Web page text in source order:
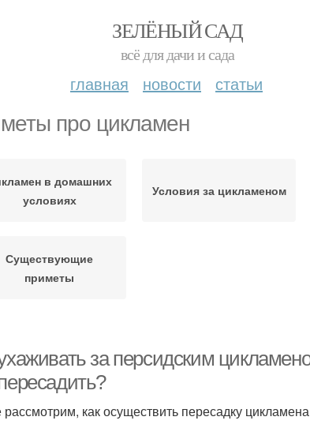
ЗЕЛЁНЫЙ САД
всё для дачи и сада
главная новости статьи
про цикламен
в домашних
условиях
Условия за цикламеном
Существующие
приметы
за персидским
как осуществить пересадку